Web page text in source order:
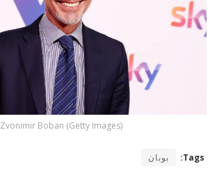
Zvonimir Boban (Getty Images)
Tags: بوبان